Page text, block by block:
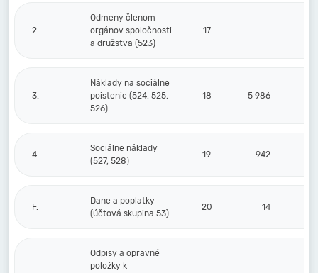
2.
Odmeny členom
orgánov spoločnosti
a družstva (523)
17
3.
Náklady na sociálne
poistenie (524, 525,
526)
18 5 986
4.
Sociálne náklady
(527, 528)
19 942
F.
Dane a poplatky
(účtová skupina 53)
20 14
Odpisy a opravné
položky k